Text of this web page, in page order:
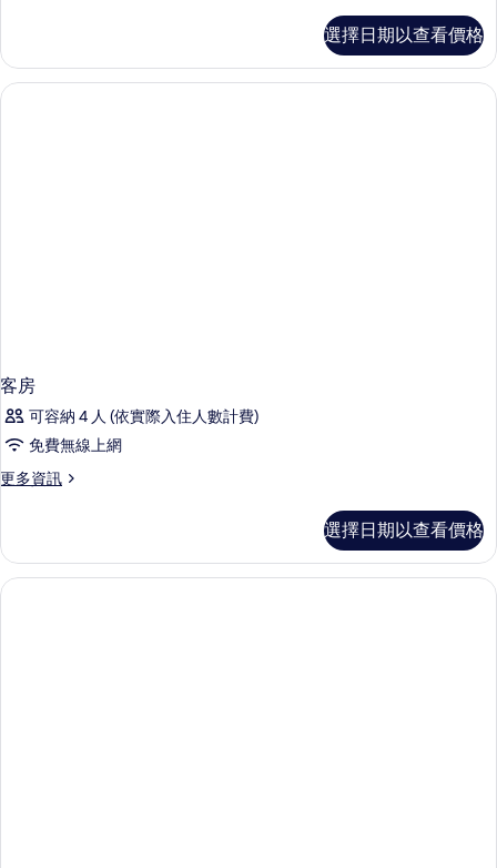
的
詳
情
選擇日期以查看價格
客房
可容納 4 人 (依實際入住人數計費)
免費無線上網
更多資訊
更
的
詳
情
選擇日期以查看價格